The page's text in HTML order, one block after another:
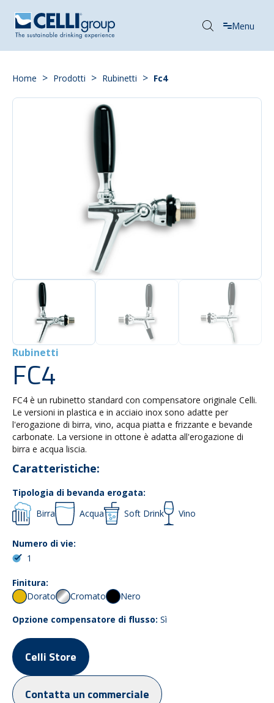
Menu
Home > Prodotti > Rubinetti > Fc4
Rubinetti
FC4
FC4 è un rubinetto standard con compensatore originale Celli.
Le versioni in plastica e in acciaio inox sono adatte per
l'erogazione di birra, vino, acqua piatta e frizzante e bevande
carbonate. La versione in ottone è adatta all'erogazione di
birra e acqua liscia.
Caratteristiche:
Tipologia di bevanda erogata:
Birra
Acqua Soft Drink Vino
Numero di vie:
1
Finitura:
Dorato
Cromato
Nero
Opzione compensatore di flusso: Sì
Celli Store
Contatta un commerciale